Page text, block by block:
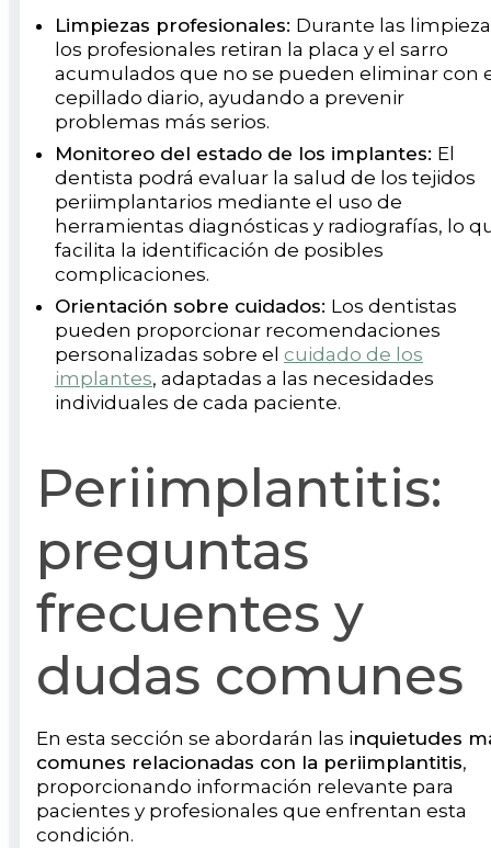
Limpiezas profesionales: Durante las
los profesionales retiran la placa y el sarro
acumulados que no se pueden eliminar con
cepillado diario, ayudando a prevenir
problemas más serios.
Monitoreo del estado de los implantes: El
dentista podrá evaluar la salud de los tejidos
periimplantarios mediante el uso de
herramientas diagnósticas y radiografías, lo
facilita la identificación de posibles
complicaciones.
Orientación sobre cuidados: Los dentistas
pueden proporcionar recomendaciones
personalizadas sobre el cuidado de los
implantes, adaptadas a las necesidades
individuales de cada paciente.
Periimplantitis:
preguntas
frecuentes y
dudas comunes
En esta sección se abordarán las inquietudes
comunes relacionadas con la periimplantitis,
proporcionando información relevante para
pacientes y profesionales que enfrentan esta
condición.